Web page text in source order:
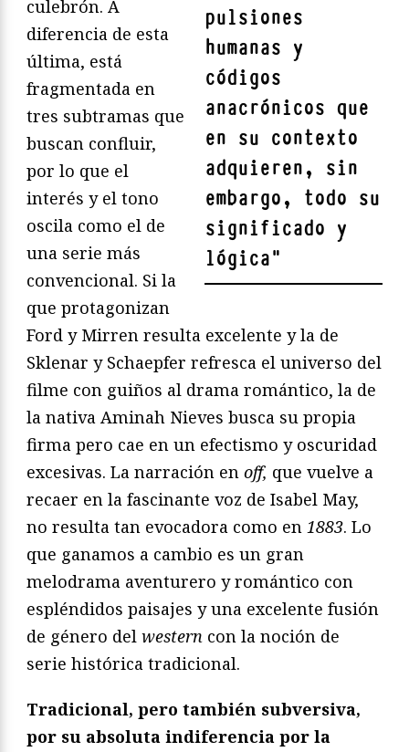
pulsiones
humanas y
códigos
anacrónicos que
en su contexto
adquieren, sin
embargo, todo su
significado y
lógica"
culebrón. A
diferencia de esta
última, está
fragmentada en
tres subtramas que
buscan confluir,
por lo que el
interés y el tono
oscila como el de
una serie más
convencional. Si la
que protagonizan
Ford y Mirren resulta excelente y la de
Sklenar y Schaepfer refresca el universo del
filme con guiños al drama romántico, la de
la nativa Aminah Nieves busca su propia
firma pero cae en un efectismo y oscuridad
excesivas. La narración en off, que vuelve a
recaer en la fascinante voz de Isabel May,
no resulta tan evocadora como en 1883. Lo
que ganamos a cambio es un gran
melodrama aventurero y romántico con
espléndidos paisajes y una excelente fusión
de género del western con la noción de
serie histórica tradicional.
Tradicional, pero también subversiva,
por su absoluta indiferencia por la